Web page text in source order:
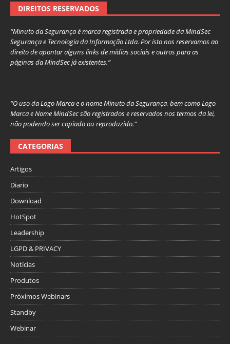
DIREITOS RESERVADOS
“Minuto da Segurança é marca registrada e propriedade da MindSec
Segurança e Tecnologia da Informação Ltda. Por isto nos reservamos ao
direito de apontar alguns links de mídias sociais e outros para as
páginas da MindSec já existentes.”
“O uso da Logo Marca e o nome Minuto da Segurança, bem como Logo
Marca e Nome MindSec são registrados e reservados nos termos da lei,
não podendo ser copiado ou reproduzido.”
CATEGORIAS
Artigos
Diario
Download
HotSpot
Leadership
LGPD & PRIVACY
Notícias
Produtos
Próximos Webinars
Standby
Webinar